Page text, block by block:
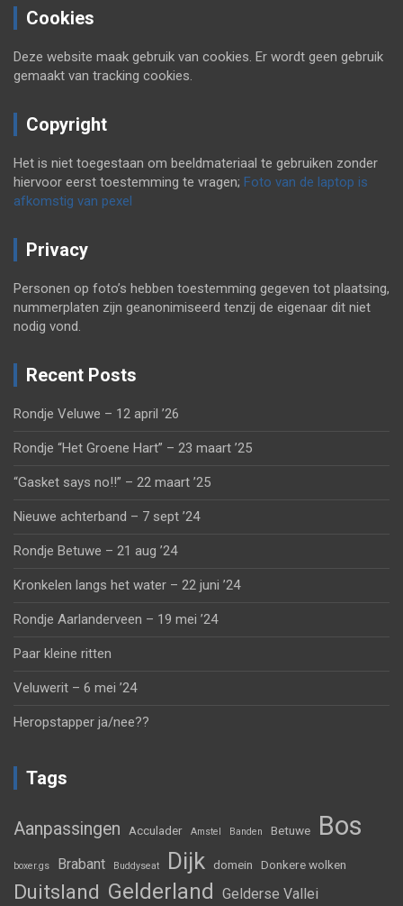
Cookies
Deze website maak gebruik van cookies. Er wordt geen gebruik
gemaakt van tracking cookies.
Copyright
Het is niet toegestaan om beeldmateriaal te gebruiken zonder
hiervoor eerst toestemming te vragen; Foto van de laptop is
afkomstig van pexel
Privacy
Personen op foto’s hebben toestemming gegeven tot plaatsing,
nummerplaten zijn geanonimiseerd tenzij de eigenaar dit niet
nodig vond.
Recent Posts
Rondje Veluwe – 12 april ’26
Rondje “Het Groene Hart” – 23 maart ’25
“Gasket says no!!” – 22 maart ’25
Nieuwe achterband – 7 sept ’24
Rondje Betuwe – 21 aug ’24
Kronkelen langs het water – 22 juni ’24
Rondje Aarlanderveen – 19 mei ’24
Paar kleine ritten
Veluwerit – 6 mei ’24
Heropstapper ja/nee??
Tags
Aanpassingen Acculader Amstel Banden Betuwe Bos
boxer.gs Brabant Buddyseat Dijk domein Donkere wolken
Duitsland Gelderland Gelderse Vallei